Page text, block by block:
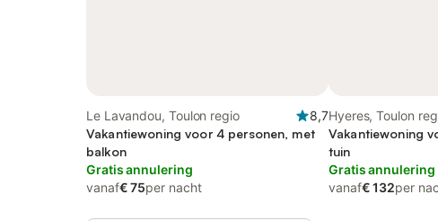
Le Lavandou, Toulon regio
8,7
Vakantiewoning voor 4 personen, met
balkon
Gratis annulering
vanaf€ 75per nacht
Hyeres, Toulon
Vakantiewoning
tuin
Gratis annulering
vanaf€ 132per